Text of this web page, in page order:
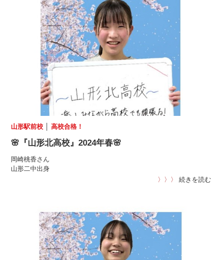
山形駅前校 │高校合格！
🌸『山形北高校』2024年春🌸
岡崎桃香さん
山形二中出身
〉〉〉
続きを読む